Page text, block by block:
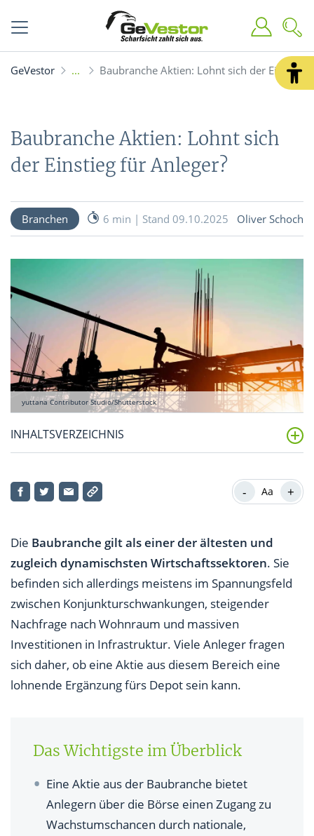
GeVestor Baubranche Aktien: Lohnt sich der Einstieg
Baubranche Aktien: Lohnt sich
der Einstieg für Anleger?
Branchen 6 min | Stand 09.10.2025 Oliver Schoch
yuttana Contributor Studio/Shutterstock
INHALTSVERZEICHNIS
Sind Bauunternehmen aktuell gute Ziele für die
In welchen Ländern sind größere Investitionen in die
Infrastruktur geplant?
Welche Unternehmen stehen im Fokus?
Welche Baubranche Aktien gibt es in Europa?
- Aa +
Die Baubranche gilt als einer der ältesten und
zugleich dynamischsten Wirtschaftssektoren. Sie
befinden sich allerdings meistens im Spannungsfeld
zwischen Konjunkturschwankungen, steigender
Nachfrage nach Wohnraum und massiven
Investitionen in Infrastruktur. Viele Anleger fragen
sich daher, ob eine Aktie aus diesem Bereich eine
lohnende Ergänzung fürs Depot sein kann.
Das Wichtigste im Überblick
Eine Aktie aus der Baubranche bietet
Anlegern über die Börse einen Zugang zu
Wachstumschancen durch nationale,